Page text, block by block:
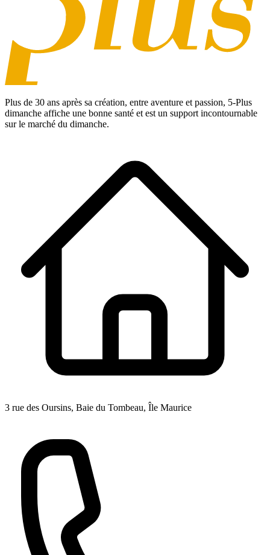
Plus de 30 ans après sa création, entre aventure et passion, 5-Plus
dimanche affiche une bonne santé et est un support incontournable
sur le marché du dimanche.
3 rue des Oursins, Baie du Tombeau, Île Maurice